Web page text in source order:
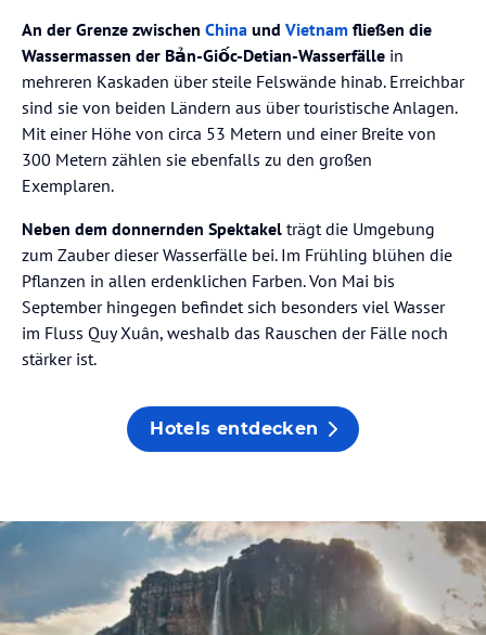
An der Grenze zwischen China und Vietnam fließen die
Wassermassen der Bản-Giốc-Detian-Wasserfälle in
mehreren Kaskaden über steile Felswände hinab. Erreichbar
sind sie von beiden Ländern aus über touristische Anlagen.
Mit einer Höhe von circa 53 Metern und einer Breite von
300 Metern zählen sie ebenfalls zu den großen
Exemplaren.
Neben dem donnernden Spektakel trägt die Umgebung
zum Zauber dieser Wasserfälle bei. Im Frühling blühen die
Pflanzen in allen erdenklichen Farben. Von Mai bis
September hingegen befindet sich besonders viel Wasser
im Fluss Quy Xuân, weshalb das Rauschen der Fälle noch
stärker ist.
Hotels entdecken